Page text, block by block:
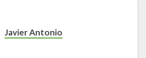
Javier Antonio